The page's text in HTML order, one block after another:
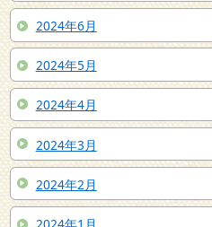
2024年6月
2024年5月
2024年4月
2024年3月
2024年2月